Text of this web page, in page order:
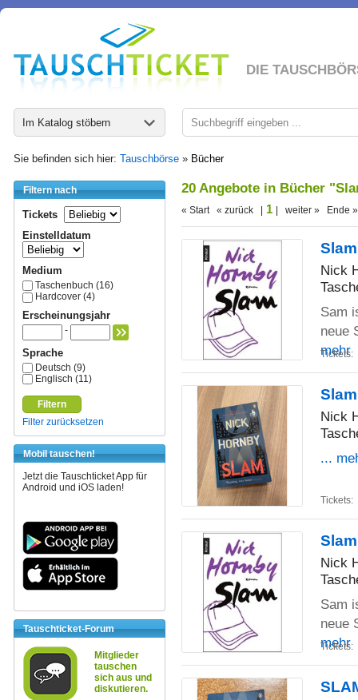
DIE
Im Katalog stöbern
Sie befinden sich hier: Tauschbörse » Bücher
Filtern nach
Tickets
Einstelldatum
Medium
Taschenbuch (16)
Hardcover (4)
Erscheinungsjahr
-
Sprache
Deutsch (9)
Englisch (11)
Filtern
Filter zurücksetzen
Mobil tauschen!
Jetzt die Tauschticket App für
Android und iOS laden!
Tauschticket-Forum
Mitglieder
tauschen
sich aus und
diskutieren.
20 Angebote in Bücher
« Start « zurück | 1 | weiter » Ende »
Nick
Sam
neue
mehr
Tickets:
Slam
Nick
...
Tickets:
Nick
Sam
neue
mehr
Tickets: